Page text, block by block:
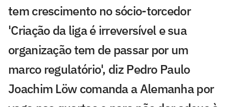
tem crescimento no sócio-torcedor
'Criação da liga é irreversível e sua
organização tem de passar por um
marco regulatório', diz Pedro Paulo
Joachim Löw comanda a Alemanha por